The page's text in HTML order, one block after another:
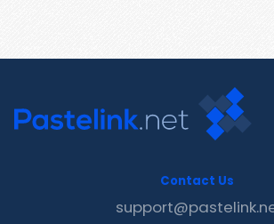
Contact Us